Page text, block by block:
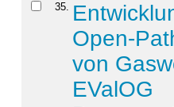
35.
Open-
von
EValOG